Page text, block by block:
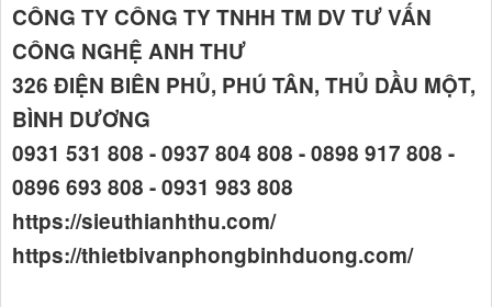
CÔNG TY CÔNG TY TNHH TM DV TƯ VẤN
CÔNG NGHỆ ANH THƯ
326 ĐIỆN BIÊN PHỦ, PHÚ TÂN, THỦ DẦU MỘT,
BÌNH DƯƠNG
0931 531 808 - 0937 804 808 - 0898 917 808 -
0896 693 808 - 0931 983 808
https://sieuthianhthu.com/
https://thietbivanphongbinhduong.com/